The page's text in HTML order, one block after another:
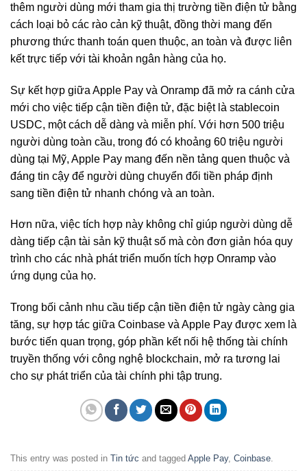
thêm người dùng mới tham gia thị trường tiền điện tử bằng
cách loại bỏ các rào cản kỹ thuật, đồng thời mang đến
phương thức thanh toán quen thuộc, an toàn và được liên
kết trực tiếp với tài khoản ngân hàng của họ.
Sự kết hợp giữa Apple Pay và Onramp đã mở ra cánh cửa
mới cho việc tiếp cận tiền điện tử, đặc biệt là stablecoin
USDC, một cách dễ dàng và miễn phí. Với hơn 500 triệu
người dùng toàn cầu, trong đó có khoảng 60 triệu người
dùng tại Mỹ, Apple Pay mang đến nền tảng quen thuộc và
đáng tin cậy để người dùng chuyển đổi tiền pháp định
sang tiền điện tử nhanh chóng và an toàn.
Hơn nữa, việc tích hợp này không chỉ giúp người dùng dễ
dàng tiếp cận tài sản kỹ thuật số mà còn đơn giản hóa quy
trình cho các nhà phát triển muốn tích hợp Onramp vào
ứng dụng của họ.
Trong bối cảnh nhu cầu tiếp cận tiền điện tử ngày càng gia
tăng, sự hợp tác giữa Coinbase và Apple Pay được xem là
bước tiến quan trọng, góp phần kết nối hệ thống tài chính
truyền thống với công nghệ blockchain, mở ra tương lai
cho sự phát triển của tài chính phi tập trung.
This entry was posted in Tin tức and tagged Apple Pay, Coinbase